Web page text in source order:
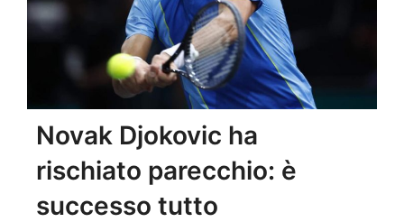
Novak Djokovic ha
rischiato parecchio: è
successo tutto